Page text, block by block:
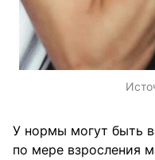
У нормы могут быть
по мере взросления